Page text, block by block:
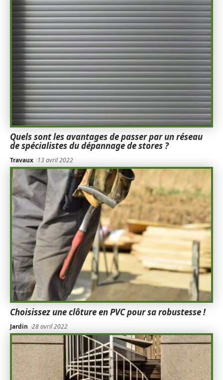
Quels sont les avantages de passer par un réseau
de spécialistes du dépannage de stores ?
Travaux 13 avril 2022
Choisissez une clôture en PVC pour sa robustesse !
Jardin 28 avril 2022